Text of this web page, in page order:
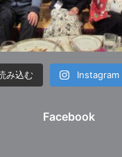
み込む Instagram
Facebook